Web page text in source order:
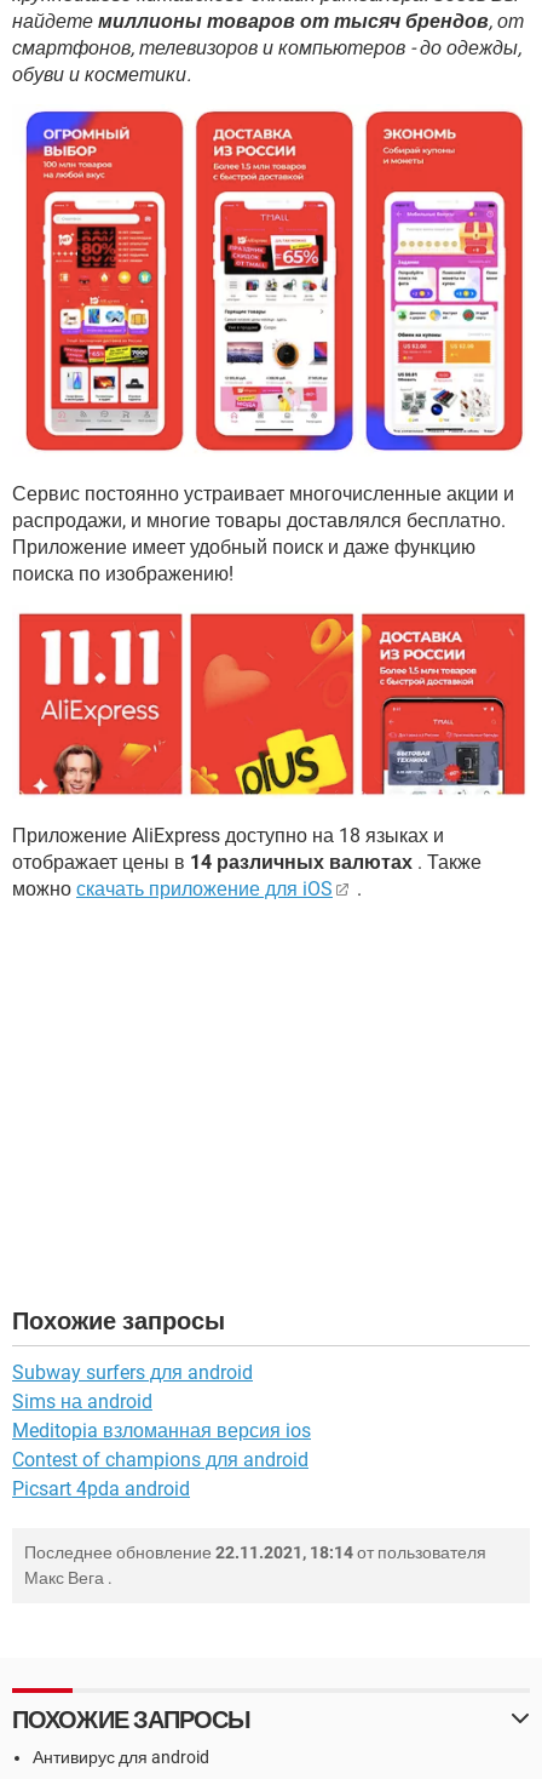
ВИДЕО GOOGLE
YANDEX
найдете миллионы товаров от тысяч брендов, от
смартфонов, телевизоров и компьютеров - до одежды,
обуви и косметики.
Сервис постоянно устраивает многочисленные акции и
распродажи, и многие товары доставлялся бесплатно.
Приложение имеет удобный поиск и даже функцию
поиска по изображению!
Приложение AliExpress доступно на 18 языках и
отображает цены в 14 различных валютах . Также
можно скачать приложение для iOS .
Похожие запросы
Subway surfers для android
Sims на android
Meditopia взломанная версия ios
Contest of champions для android
Picsart 4pda android
Последнее обновление 22.11.2021, 18:14от пользователя
Макс Вега .
ПОХОЖИЕ ЗАПРОСЫ
Антивирус для android